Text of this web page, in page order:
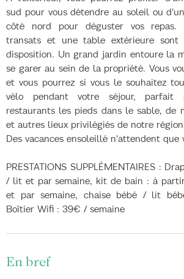
sud pour vous détendre au soleil ou
côté nord pour déguster vos repas.
transats et une table extérieure sont
disposition. Un grand jardin entoure la
se garer au sein de la propriété. Vous
et vous pourrez si vous le souhaitez
vélo pendant votre séjour, parfait
restaurants les pieds dans le sable, de
et autres lieux privilégiés de notre
Des vacances ensoleillé n'attendent que
PRESTATIONS SUPPLÉMENTAIRES :
/ lit et par semaine, kit de bain : à
et par semaine, chaise bébé / lit
Boîtier Wifi : 39€ / semaine
En bref